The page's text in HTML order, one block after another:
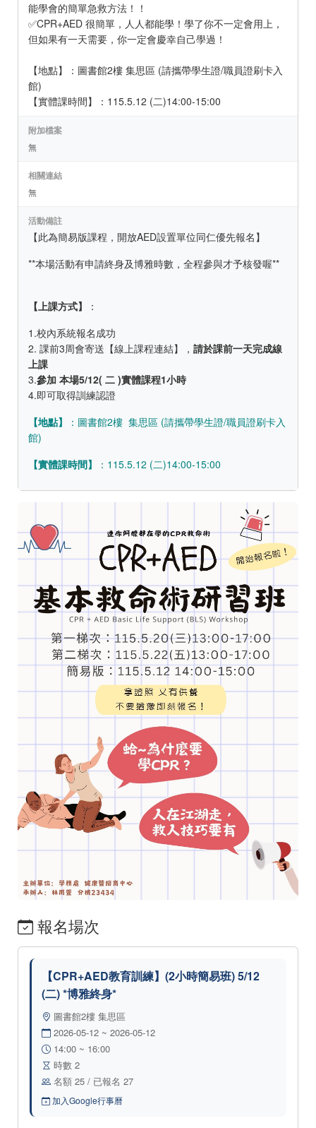
能學會的簡單急救方法！！
✅CPR+AED 很簡單，人人都能學！學了你不一定會用上，
但如果有一天需要，你一定會慶幸自己學過！
【地點】：圖書館2樓 集思區 (請攜帶學生證/職員證刷卡入
館)
【實體課時間】：115.5.12 (二)14:00-15:00
附加檔案
無
相關連結
無
活動備註
【此為簡易版課程，開放AED設置單位同仁優先報名】
**本場活動有申請終身及博雅時數，全程參與才予核發喔**
【上課方式】
：
1.校內系統報名成功
2. 課前3周會寄送【線上課程連結】， 請於課前一天完成線
上課
3.參加 本場5/12( 二 )實體課程1小時
4.即可取得訓練認證
【地點】
：圖書館2樓 集思區 (請攜帶學生證/職員證刷卡入
館)
【實體課時間】
：115.5.12 (二)14:00-15:00
報名場次
【CPR+AED教育訓練】(2小時簡易班) 5/12
(二) *博雅終身*
圖書館2樓 集思區
2026-05-12 ~ 2026-05-12
14:00 ~ 16:00
時數 2
名額 25 / 已報名 27
加入Google行事曆